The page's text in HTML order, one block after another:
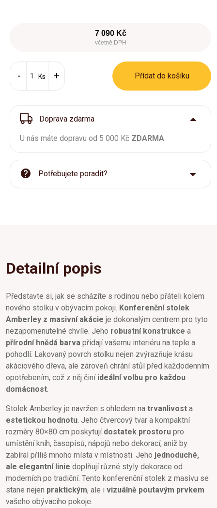
7 090 Kč
včetně DPH
Ks Přídat do košíku
Doprava zdarma
U nás máte dopravu od 5 000 Kč ZDARMA
Potřebujete poradit?
Detailní popis
Představte si, jak se scházíte s rodinou nebo přáteli kolem
nového stolku v obývacím pokoji. Konferenční stolek
Amberley z masivní akácie je dokonalým centrem pro tyto
nezapomenutelné chvíle. Jeho robustní konstrukce a
přírodní hnědá barva přidají vašemu interiéru na teple a
pohodlí. Lakovaný povrch stolku nejen zvýrazňuje krásu
akáciového dřeva, ale zároveň chrání stůl před každodenním
opotřebením, což z něj činí ideální volbu pro každou
domácnost
Stolek Amberley je navržen s ohledem na trvanlivost a
estetickou hodnotu . Jeho čtvercový tvar a kompaktní
rozměry 80×80 cm poskytují dostatek prostoru pro
umístění knih, časopisů, nápojů nebo dekorací, aniž by
zabíral příliš mnoho místa v místnosti. Jeho jednoduché,
ale elegantní linie doplňují různé styly dekorace od
moderních po tradiční. Tento konferenční stolek z masivu se
stane nejen praktickým, ale i vizuálně poutavým prvkem
vašeho obývacího pokoje.